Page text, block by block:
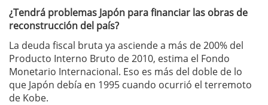
¿Tendrá problemas Japón para financiar las obras de
reconstrucción del país?
La deuda fiscal bruta ya asciende a más de 200% del
Producto Interno Bruto de 2010, estima el Fondo
Monetario Internacional. Eso es más del doble de lo
que Japón debía en 1995 cuando ocurrió el terremoto
de Kobe.